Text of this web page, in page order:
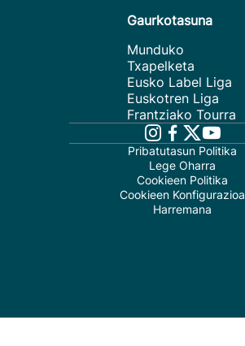
Gaurkotasuna
Munduko
Txapelketa
Eusko Label Liga
Euskotren Liga
Frantziako Tourra
Pribatutasun Politika
Lege Oharra
Cookieen Politika
Cookieen Konfigurazioa
Harremana